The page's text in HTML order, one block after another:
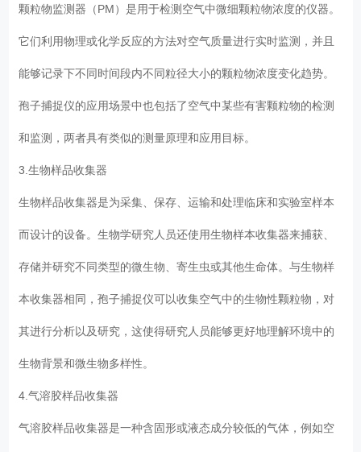
颗粒物监测器（PM）是用于检测空气中微细颗粒物浓度的仪器。
它们利用物理或化学反应的方法对空气质量进行实时监测，并且
能够记录下不同时间段内不同粒径大小的颗粒物浓度变化趋势。
孢子捕捉仪的应用场景中也包括了空气中某些有害颗粒物的检测
和监测，两者具有类似的测量原理和应用目标。
3.生物样品收集器
生物样品收集器是为采集、保存、运输和处理临床和实验室样本
而设计的设备。生物学研究人员还使用生物样本收集器来捕获、
存储并研究不同类型的微生物、寄生虫或其他生命体。与生物样
本收集器相同，孢子捕捉仪可以收集空气中的生物性颗粒物，对
其进行分析以及研究，这使得研究人员能够更好地理解环境中的
生物背景和微生物多样性。
4.气溶胶样品收集器
气溶胶样品收集器是一种含固形或液态成分较低的气体，例如空